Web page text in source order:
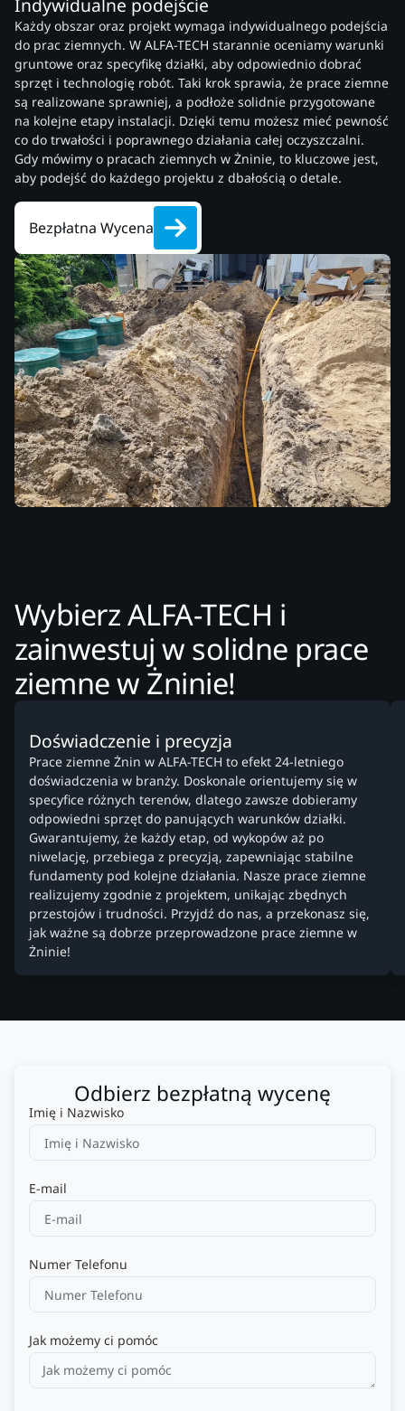
Indywidualne podejście
Każdy obszar oraz projekt wymaga indywidualnego podejścia
do prac ziemnych. W ALFA-TECH starannie oceniamy warunki
gruntowe oraz specyfikę działki, aby odpowiednio dobrać
sprzęt i technologię robót. Taki krok sprawia, że prace ziemne
są realizowane sprawniej, a podłoże solidnie przygotowane
na kolejne etapy instalacji. Dzięki temu możesz mieć pewność
co do trwałości i poprawnego działania całej oczyszczalni.
Gdy mówimy o pracach ziemnych w Żninie, to kluczowe jest,
aby podejść do każdego projektu z dbałością o detale.
Bezpłatna Wycena
Wybierz ALFA-TECH i
zainwestuj w solidne prace
ziemne w Żninie!
Doświadczenie i precyzja
Prace ziemne Żnin w ALFA-TECH to efekt 24-letniego
doświadczenia w branży. Doskonale orientujemy się w
specyfice różnych terenów, dlatego zawsze dobieramy
odpowiedni sprzęt do panujących warunków działki.
Gwarantujemy, że każdy etap, od wykopów aż po
niwelację, przebiega z precyzją, zapewniając stabilne
fundamenty pod kolejne działania. Nasze prace ziemne
realizujemy zgodnie z projektem, unikając zbędnych
przestojów i trudności. Przyjdź do nas, a przekonasz się,
jak ważne są dobrze przeprowadzone prace ziemne w
Żninie!
Odbierz bezpłatną wycenę
Imię i Nazwisko
E-mail
Numer Telefonu
Jak możemy ci pomóc